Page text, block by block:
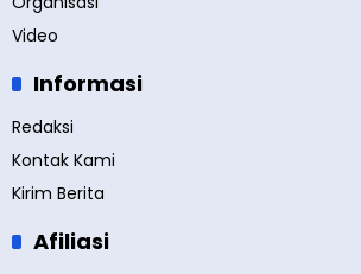
Video
Informasi
Redaksi
Kontak Kami
Kirim Berita
Afiliasi